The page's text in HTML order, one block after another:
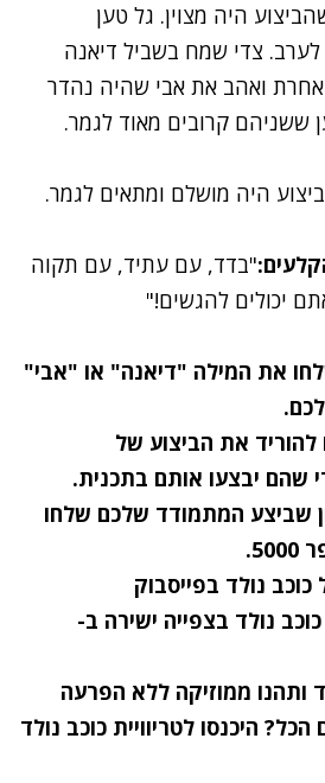
היה מצוין. גל טען
צדי שמח בשביל דיאנה
ואהב את אבי שהיה נהדר
ששניהם קרובים מאוד לגמר.
היה מושלם ומתאים לגמר.
"בדד, עם עתיד, עם תקוה
יכולים להגשים!‬"
את המילה "דיאנה" או "אבי"
להוריד את הביצוע של
שהם יבצעו אותם בתכנית.
שביצע המתמודד שלכם שלחו
כוכב נולד בפייסבוק
כוכב נולד בצפייה ישירה ב-
ותהנו ממוזיקה ללא הפרעה
הכל? היכנסו לטריוויית כוכב נולד